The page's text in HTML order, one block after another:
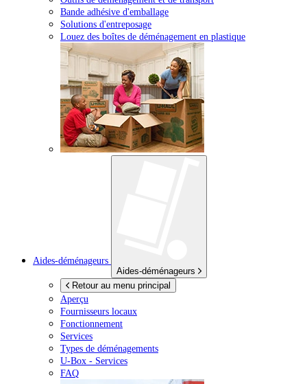
Bande adhésive d'emballage
Solutions d'entreposage
Louez des boîtes de déménagement en plastique
Aides-déménageurs
Aides-déménageurs
Retour au menu principal
Aperçu
Fournisseurs locaux
Fonctionnement
Services
Types de déménagements
U-Box - Services
FAQ